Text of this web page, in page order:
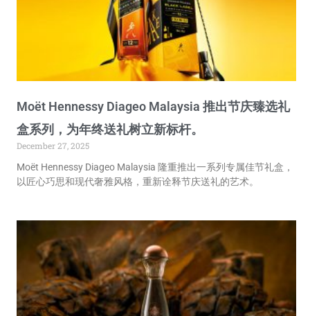
Moët Hennessy Diageo Malaysia 推出节庆臻选礼
盒系列，为年终送礼树立新标杆。
December 27, 2025
Moët Hennessy Diageo Malaysia 隆重推出一系列专属佳节礼盒，
以匠心巧思和现代奢雅风格，重新诠释节庆送礼的艺术。